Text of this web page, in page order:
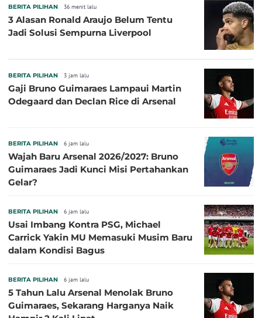
BERITA PILIHAN 36 menit lalu
3 Alasan Ronald Araujo Belum Tentu
Jadi Solusi Sempurna Liverpool
BERITA PILIHAN 3 jam lalu
Gaji Bruno Guimaraes Lampaui Martin
Odegaard dan Declan Rice di Arsenal
BERITA PILIHAN 6 jam lalu
Wajah Baru Arsenal 2026/2027: Bruno
Guimaraes Jadi Kunci Misi Pertahankan
Gelar?
BERITA PILIHAN 6 jam lalu
Usai Imbang Kontra PSG, Michael
Carrick Yakin MU Memasuki Musim Baru
dalam Kondisi Bagus
BERITA PILIHAN 6 jam lalu
5 Tahun Lalu Arsenal Menolak Bruno
Guimaraes, Sekarang Harganya Naik